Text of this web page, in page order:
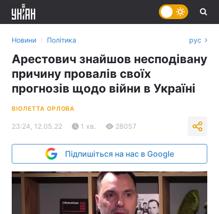
Новини › Політика рус
Арестович знайшов несподівану
причину провалів своїх
прогнозів щодо війни в Україні
ВІОЛЕТТА ОРЛОВА
23:24, 12.05.22 1 хв. 28057
Підпишіться на нас в Google